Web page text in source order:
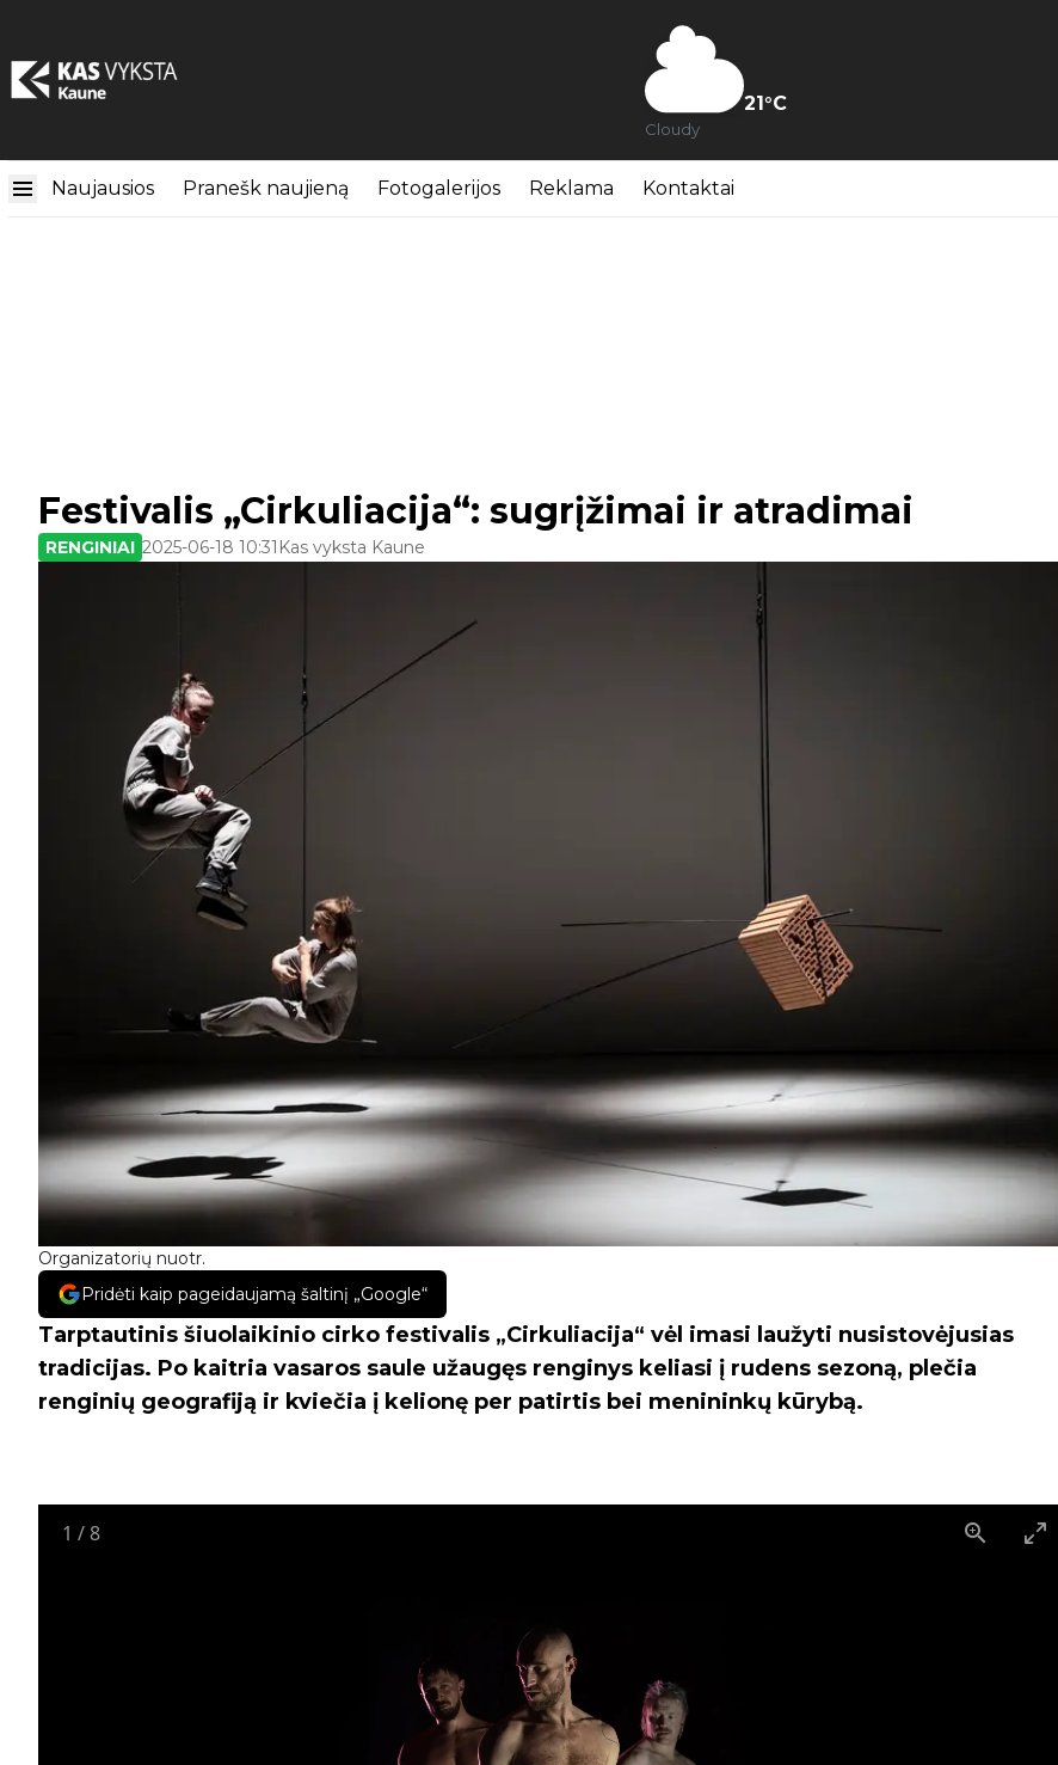
21°C
Cloudy
Naujausios Pranešk naujieną Fotogalerijos Reklama Kontaktai
Organizatorių nuotr.
Festivalis „Cirkuliacija“: sugrįžimai ir atradimai
RENGINIAI 2025-06-18 10:31 Kas vyksta Kaune
Pridėti kaip pageidaujamą šaltinį „Google“
Tarptautinis šiuolaikinio cirko festivalis „Cirkuliacija“ vėl imasi laužyti nusistovėjusias
tradicijas. Po kaitria vasaros saule užaugęs renginys keliasi į rudens sezoną, plečia
renginių geografiją ir kviečia į kelionę per patirtis bei menininkų kūrybą.
1 /8